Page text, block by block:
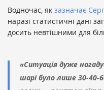
Водночас, як зазначає
наразі статистичні дані
досить невтішними для
«Ситуація дуже
шарі було лише 30-40-